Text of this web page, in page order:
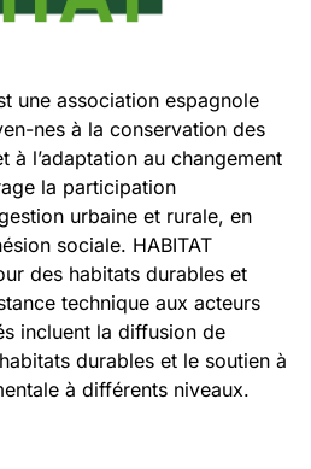
une association espagnole
nes à la conservation des
à l’adaptation au changement
la participation
urbaine et rurale, en
sociale. HABITAT
des habitats durables et
technique aux acteurs
incluent la diffusion de
durables et le soutien à
à différents niveaux.